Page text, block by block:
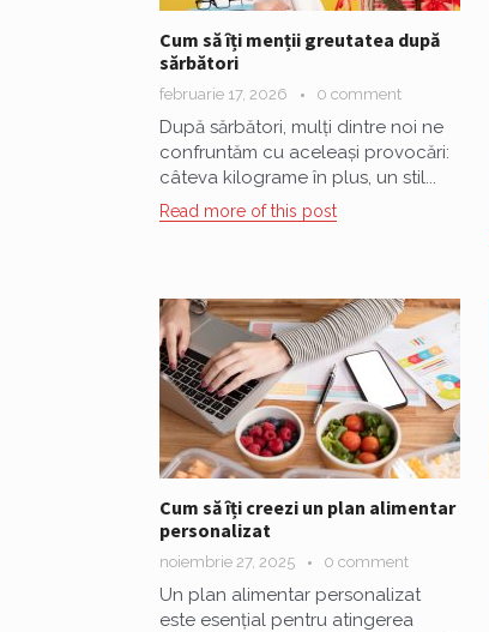
Cum să îți menții greutatea după
sărbători
februarie 17, 2026 0 comment
După sărbători, mulți dintre noi ne
confruntăm cu aceleași provocări:
câteva kilograme în plus, un stil...
Read more of this post
Cum să îți creezi un plan alimentar
personalizat
noiembrie 27, 2025 0 comment
Un plan alimentar personalizat
este esențial pentru atingerea